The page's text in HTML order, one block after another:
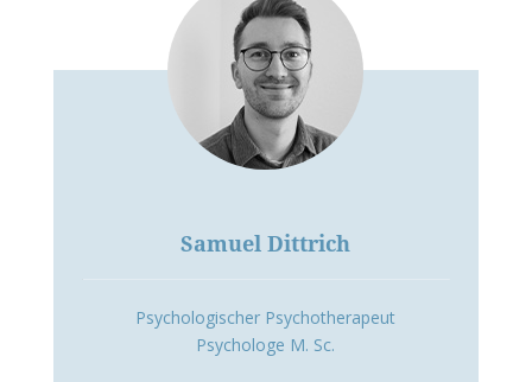
Samuel Dittrich
Psychologischer Psychotherapeut
Psychologe M. Sc.